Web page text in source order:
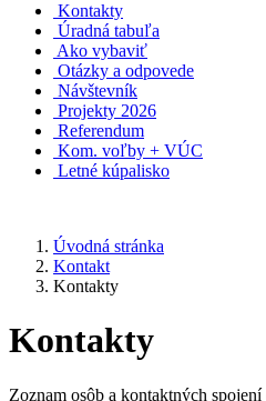
Kontakty
Úradná tabuľa
Ako vybaviť
Otázky a odpovede
Návštevník
Projekty 2026
Referendum
Kom. voľby + VÚC
Letné kúpalisko
Úvodná stránka
Kontakt
Kontakty
Kontakty
Zoznam osôb a kontaktných